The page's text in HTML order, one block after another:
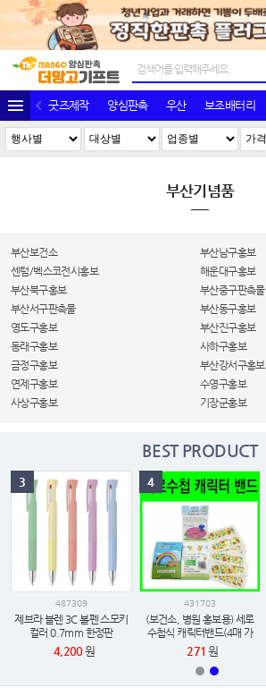
굿즈제작 양심판촉 우산 보조배터리
부산기념품
부산보건소
부산남구홍보
센텀/벡스코전시홍보
해운대구홍보
부산북구홍보
부산중구판촉물
부산서구판촉물
부산동구홍보
영도구홍보
부산진구홍보
동래구홍보
사하구홍보
금정구홍보
부산강서구홍보
연제구홍보
수영구홍보
사상구홍보
기장군홍보
BEST PRODUCT
487309
제브라 블렌 3C 볼펜 스모키
컬러 0.7mm 한정판
4,200원
3
431703
(보건소, 병원 홍보용) 세로
수첩식 캐릭터밴드(4매 가
격)(4매,6매,8매,10매)
271 원
4